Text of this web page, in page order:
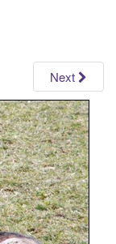
v
i
g
a
t
i
o
n
Next